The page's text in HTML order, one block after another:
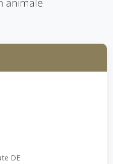
animale
DE